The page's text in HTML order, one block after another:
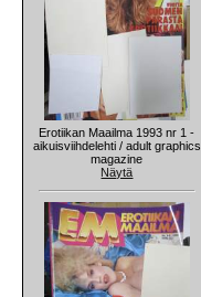
Erotiikan Maailma 1993 nr 1 -
aikuisviihdelehti / adult graphics
magazine
Näytä